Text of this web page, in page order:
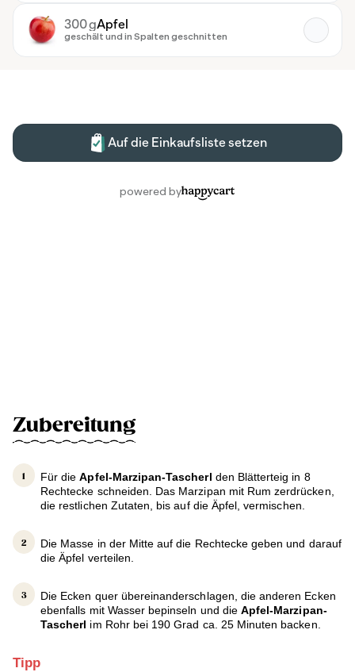
Zubereitung
Für dieApfel-Marzipan-Tascherl den Blätterteig in 8
Rechtecke schneiden. Das Marzipan mit Rum zerdrücken,
die restlichen Zutaten, bis auf die Äpfel, vermischen.
Die Masse in der Mitte auf die Rechtecke geben und darauf
die Äpfel verteilen.
Die Ecken quer übereinanderschlagen, die anderen Ecken
ebenfalls mit Wasser bepinseln und die Apfel-Marzipan-
Tascherl im Rohr bei 190 Grad ca. 25 Minuten backen.
Tipp